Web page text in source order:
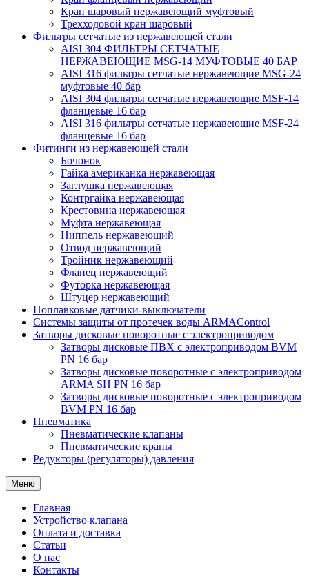
Кран шаровый нержавеющий муфтовый
Трехходовой кран шаровый
Фильтры сетчатые из нержавеющей стали
AISI 304 ФИЛЬТРЫ СЕТЧАТЫЕ
НЕРЖАВЕЮЩИЕ MSG-14 МУФТОВЫЕ 40 БАР
AISI 316 фильтры сетчатые нержавеющие MSG-24
муфтовые 40 бар
AISI 304 фильтры сетчатые нержавеющие MSF-14
фланцевые 16 бар
AISI 316 фильтры сетчатые нержавеющие MSF-24
фланцевые 16 бар
Фитинги из нержавеющей стали
Бочонок
Гайка американка нержавеющая
Заглушка нержавеющая
Контргайка нержавеющая
Крестовина нержавеющая
Муфта нержавеющая
Ниппель нержавеющий
Отвод нержавеющий
Тройник нержавеющий
Фланец нержавеющий
Футорка нержавеющая
Штуцер нержавеющий
Поплавковые датчики-выключатели
Системы защиты от протечек воды ARMAControl
Затворы дисковые поворотные с электроприводом
Затворы дисковые ПВХ с электроприводом BVM
PN 16 бар
Затворы дисковые поворотные с электроприводом
ARMA SH PN 16 бар
Затворы дисковые поворотные с электроприводом
BVM PN 16 бар
Пневматика
Пневматические клапаны
Пневматические краны
Редукторы (регуляторы) давления
Меню
Главная
Устройство клапана
Оплата и доставка
Статьи
О нас
Контакты